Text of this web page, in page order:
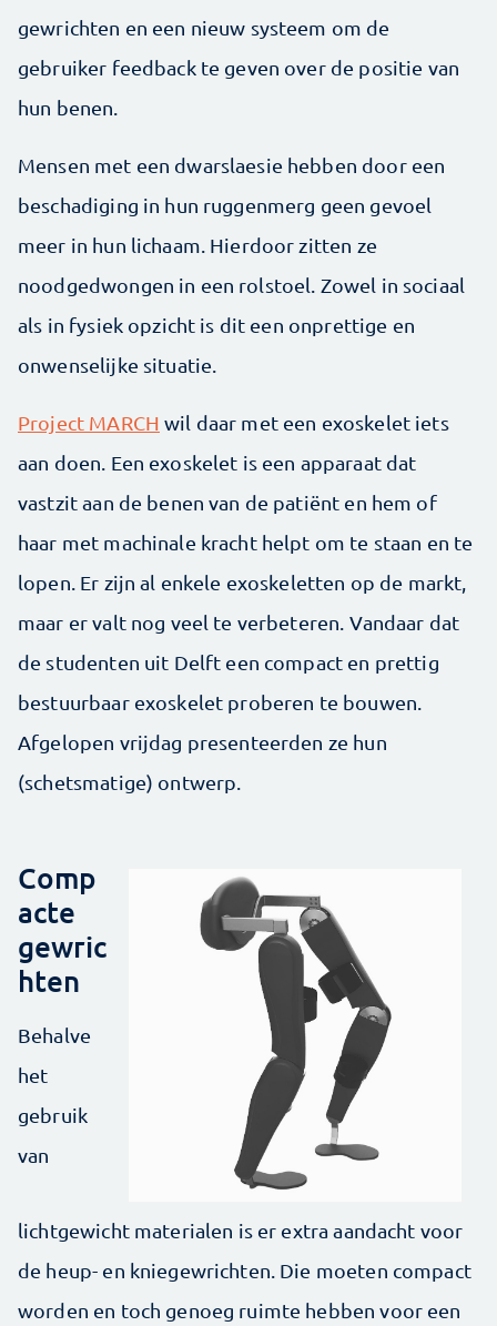
gewrichten en een nieuw systeem om de
gebruiker feedback te geven over de positie van
hun benen.
Mensen met een dwarslaesie hebben door een
beschadiging in hun ruggenmerg geen gevoel
meer in hun lichaam. Hierdoor zitten ze
noodgedwongen in een rolstoel. Zowel in sociaal
als in fysiek opzicht is dit een onprettige en
onwenselijke situatie.
Project MARCH wil daar met een exoskelet iets
aan doen. Een exoskelet is een apparaat dat
vastzit aan de benen van de patiënt en hem of
haar met machinale kracht helpt om te staan en te
lopen. Er zijn al enkele exoskeletten op de markt,
maar er valt nog veel te verbeteren. Vandaar dat
de studenten uit Delft een compact en prettig
bestuurbaar exoskelet proberen te bouwen.
Afgelopen vrijdag presenteerden ze hun
(schetsmatige) ontwerp.
Comp
acte
gewric
hten
Behalve
het
gebruik
van
lichtgewicht materialen is er extra aandacht voor
de heup- en kniegewrichten. Die moeten compact
worden en toch genoeg ruimte hebben voor een